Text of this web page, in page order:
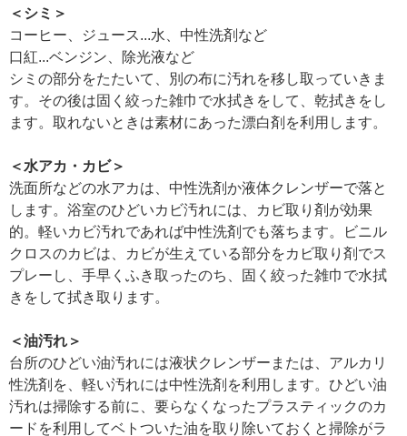
＜シミ＞
コーヒー、ジュース...水、中性洗剤など
口紅...ベンジン、除光液など
シミの部分をたたいて、別の布に汚れを移し取っていきま
す。その後は固く絞った雑巾で水拭きをして、乾拭きをし
ます。取れないときは素材にあった漂白剤を利用します。
＜水アカ・カビ＞
洗面所などの水アカは、中性洗剤か液体クレンザーで落と
します。浴室のひどいカビ汚れには、カビ取り剤が効果
的。軽いカビ汚れであれば中性洗剤でも落ちます。ビニル
クロスのカビは、カビが生えている部分をカビ取り剤でス
プレーし、手早くふき取ったのち、固く絞った雑巾で水拭
きをして拭き取ります。
＜油汚れ＞
台所のひどい油汚れには液状クレンザーまたは、アルカリ
性洗剤を、軽い汚れには中性洗剤を利用します。ひどい油
汚れは掃除する前に、要らなくなったプラスティックのカ
ードを利用してベトついた油を取り除いておくと掃除がラ